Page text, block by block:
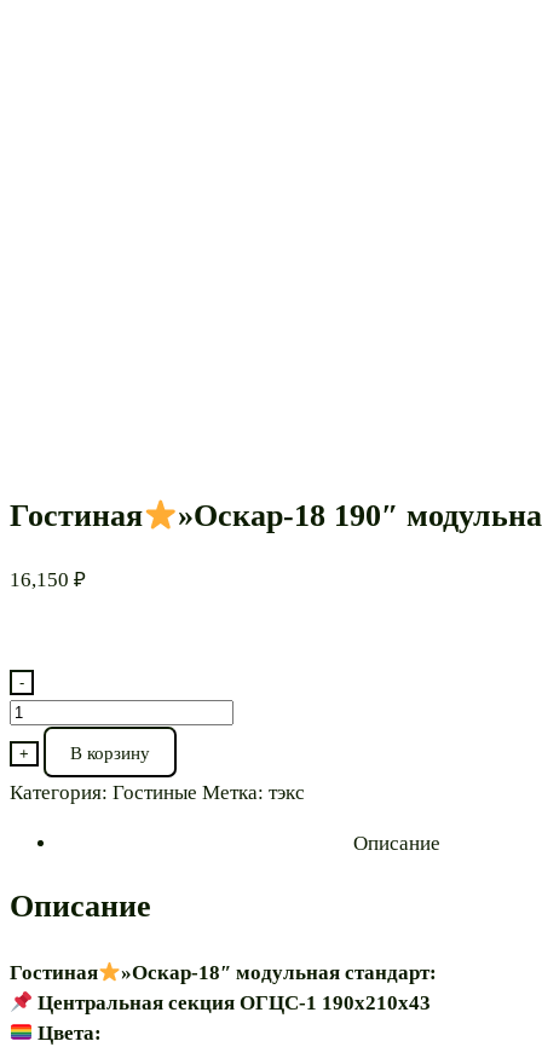
Гостиная »Оскар-18 190″
16,150 ₽
-
Количество
товара
Гостиная
модульная
+ В корзину
Категория: Гостиные Метка: тэкс
Описание
Описание
Гостиная
»Оскар-18″ модульная стандарт:
Центральная секция ОГЦС-1 190х210х43
Цвета: